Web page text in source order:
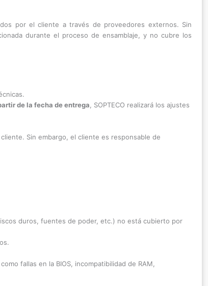
por el cliente a través de proveedores externos. Sin
durante el proceso de ensamblaje, y no cubre los
de la fecha de entrega, SOPTECO realizará los ajustes
Sin embargo, el cliente es responsable de
duros, fuentes de poder, etc.) no está cubierto por
fallas en la BIOS, incompatibilidad de RAM,